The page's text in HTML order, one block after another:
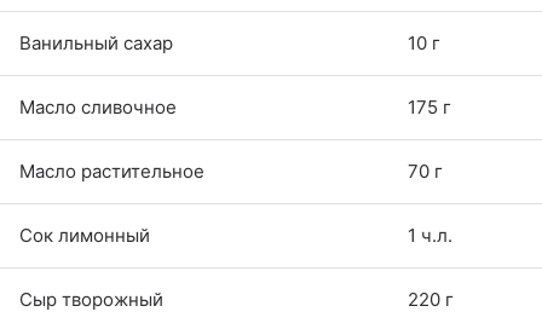
Ванильный сахар 10 г
Масло сливочное 175 г
Масло растительное 70 г
Сок лимонный 1 ч.л.
Сыр творожный 220 г